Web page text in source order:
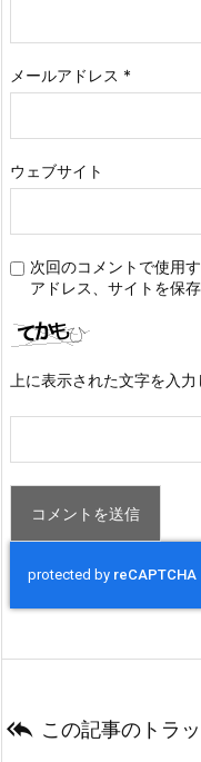
メールアドレス *
ウェブサイト
次回のコメントで使用
アドレス、サイトを保存
上に表示された文字を入力
 この記事のトラ